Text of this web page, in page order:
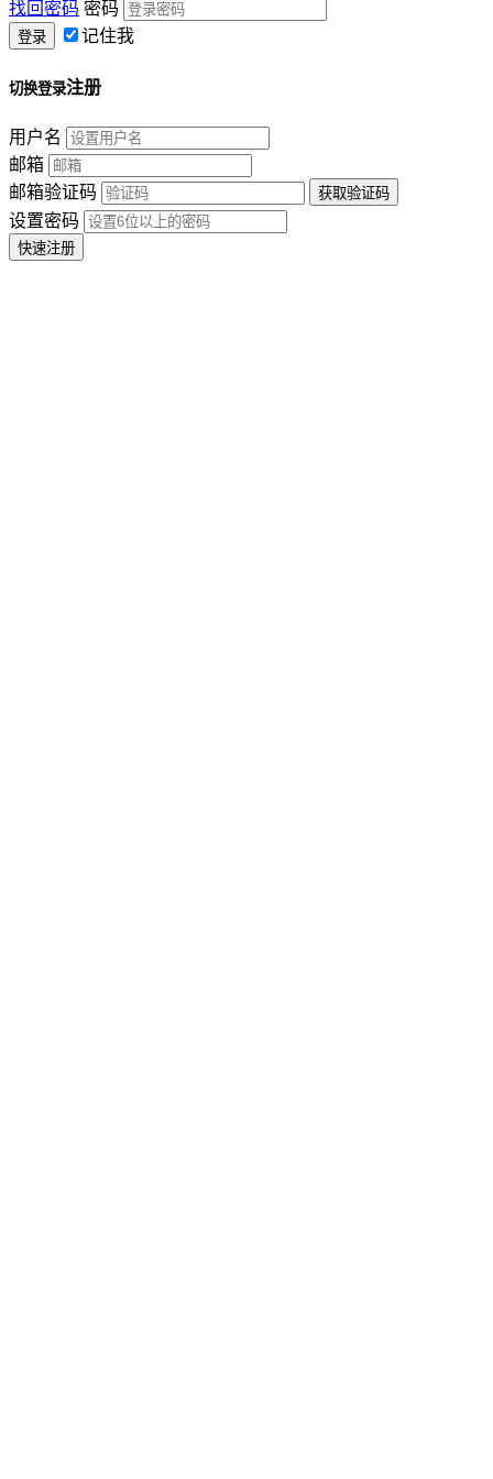
找回密码 密码
记住我
切换登录注册
用户名
邮箱
邮箱验证码
设置密码